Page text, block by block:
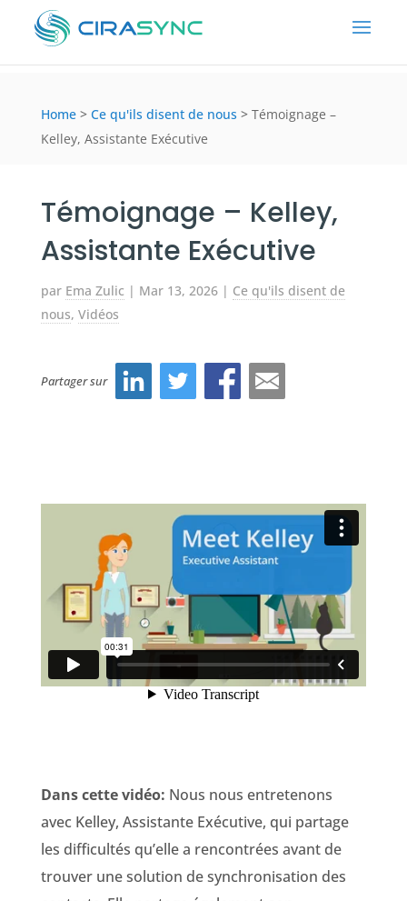
Home > Ce qu'ils disent de nous > Témoignage –
Kelley, Assistante Exécutive
Témoignage – Kelley,
Assistante Exécutive
par Ema Zulic | Mar 13, 2026| Ce qu'ils disent de
nous, Vidéos
Partager sur
Dans cette vidéo: Nous nous entretenons
avec Kelley, Assistante Exécutive, qui partage
les difficultés qu’elle a rencontrées avant de
trouver une solution de synchronisation des